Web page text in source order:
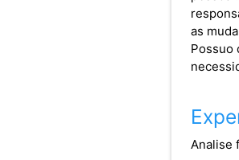
as
Possuo
Analise